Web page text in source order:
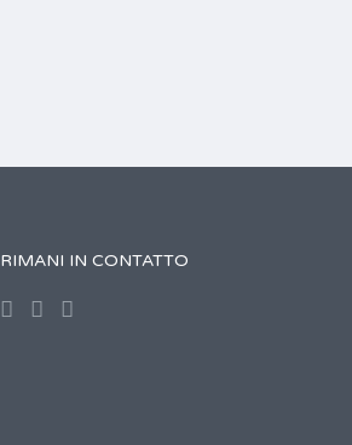
RIMANI IN CONTATTO